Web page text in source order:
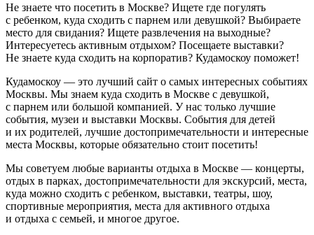
Не знаете что посетить в Москве? Ищете где погулять
с ребенком, куда сходить с парнем или девушкой? Выбираете
место для свидания? Ищете развлечения на выходные?
Интересуетесь активным отдыхом? Посещаете выставки?
Не знаете куда сходить на корпоратив? Кудамоскоу поможет!
Кудамоскоу — это лучший сайт о самых интересных событиях
Москвы. Мы знаем куда сходить в Москве с девушкой,
с парнем или большой компанией. У нас только лучшие
события, музеи и выставки Москвы. События для детей
и их родителей, лучшие достопримечательности и интересные
места Москвы, которые обязательно стоит посетить!
Мы советуем любые варианты отдыха в Москве — концерты,
отдых в парках, достопримечательности для экскурсий, места,
куда можно сходить с ребенком, выставки, театры, шоу,
спортивные мероприятия, места для активного отдыха
и отдыха с семьей, и многое другое.